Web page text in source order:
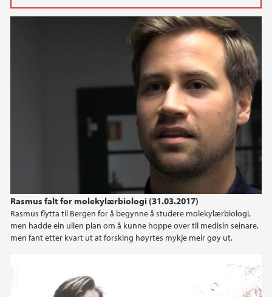
Rasmus falt for molekylærbiologi (31.03.2017)
Rasmus flytta til Bergen for å begynne å studere molekylærbiologi,
men hadde ein ullen plan om å kunne hoppe over til medisin seinare,
men fant etter kvart ut at forsking høyrtes mykje meir gøy ut.
2026
juni (5)
april (5)
mars (2)
februar (4)
januar (8)
2025
2023
2022